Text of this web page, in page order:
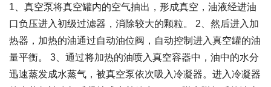
1、真空泵将真空罐内的空气抽出，形成真空，油液经进油
口负压进入初级过滤器，消除较大的颗粒。 2、然后进入加
热器，加热的油通过自动油位阀，自动控制进入真空罐的油
量平衡。 3、通过将加热的油喷入真空容器中，油中的水分
迅速蒸发成水蒸气，被真空泵依次吸入冷凝器。进入冷凝器